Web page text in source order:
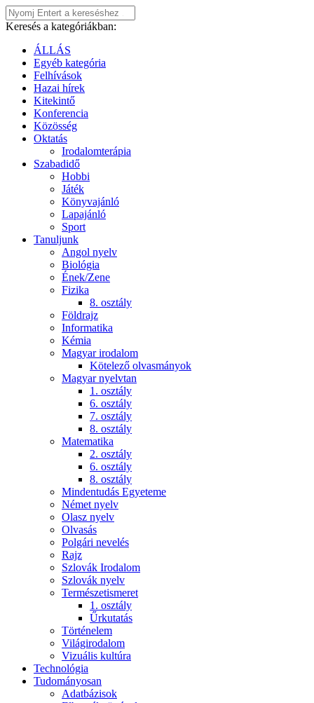
Keresés a kategóriákban:
ÁLLÁS
Egyéb kategória
Felhívások
Hazai hírek
Kitekintő
Konferencia
Közösség
Oktatás
Irodalomterápia
Szabadidő
Hobbi
Játék
Könyvajánló
Lapajánló
Sport
Tanuljunk
Angol nyelv
Biológia
Ének/Zene
Fizika
8. osztály
Földrajz
Informatika
Kémia
Magyar irodalom
Kötelező olvasmányok
Magyar nyelvtan
1. osztály
6. osztály
7. osztály
8. osztály
Matematika
2. osztály
6. osztály
8. osztály
Mindentudás Egyeteme
Német nyelv
Olasz nyelv
Olvasás
Polgári nevelés
Rajz
Szlovák Irodalom
Szlovák nyelv
Természetismeret
1. osztály
Űrkutatás
Történelem
Világirodalom
Vizuális kultúra
Technológia
Tudományosan
Adatbázisok